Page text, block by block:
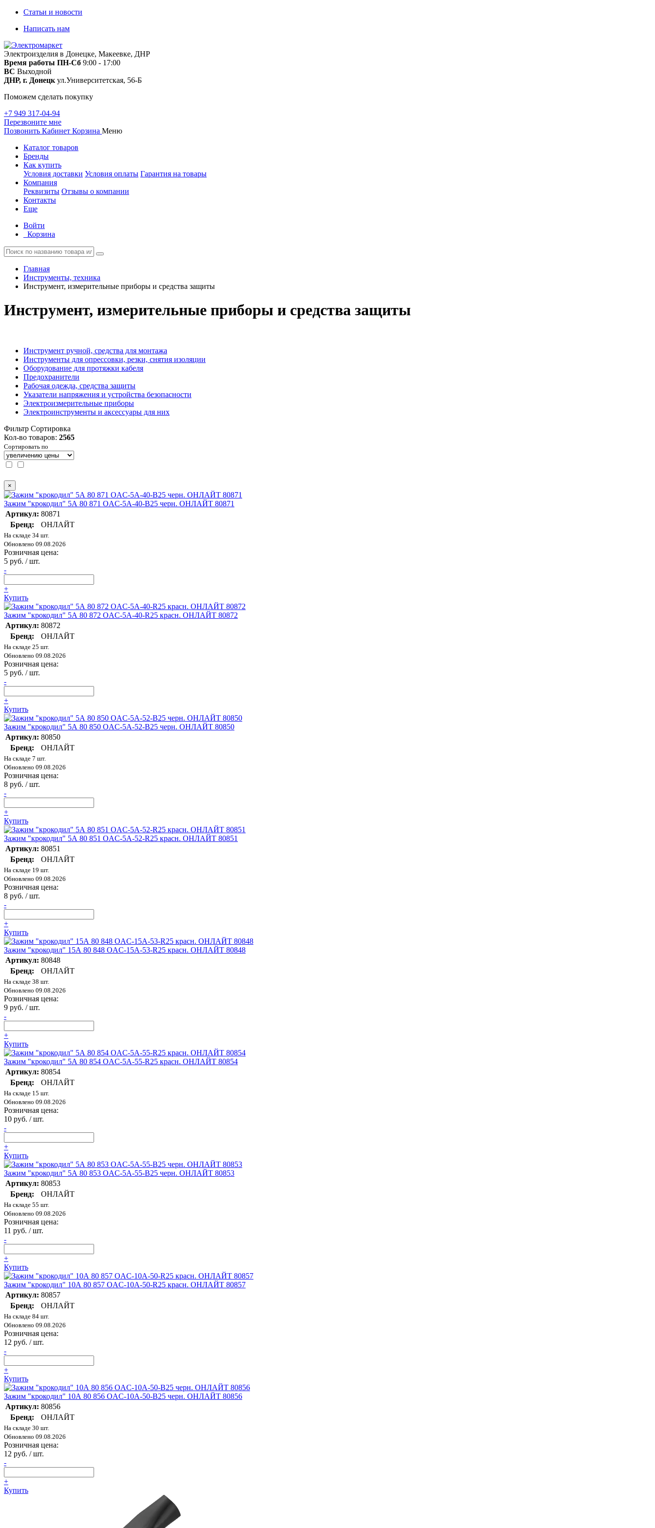
Статьи и новости
Написать нам
Электроизделия в Донецке, Макеевке, ДНР
Время работы ПН-Сб 9:00 - 17:00
ВС Выходной
ДНР, г. Донецк ул.Университетская, 56-Б
Поможем сделать покупку
+7 949 317-04-94
Перезвоните мне
Позвонить Кабинет Корзина Меню
Каталог товаров
Бренды
Как купить
Условия доставки Условия оплаты Гарантия на товары
Компания
Реквизиты Отзывы о компании
Контакты
Еще
Войти
Корзина
Главная
Инструменты, техника
Инструмент, измерительные приборы и средства защиты
Инструмент, измерительные приборы и средства защиты
Инструмент ручной, средства для монтажа
Инструменты для опрессовки, резки, снятия изоляции
Оборудование для протяжки кабеля
Предохранители
Рабочая одежда, средства защиты
Указатели напряжения и устройства безопасности
Электроизмерительные приборы
Электроинструменты и аксессуары для них
Фильтр Сортировка
Кол-во товаров: 2565
Сортировать по
×
Зажим "крокодил" 5А 80 871 OAC-5A-40-B25 черн. ОНЛАЙТ 80871
Артикул: 80871
Бренд:
ОНЛАЙТ
На складе 34 шт.
Обновлено 09.08.2026
Розничная цена:
5 руб. / шт.
-
+
Купить
Зажим "крокодил" 5А 80 872 OAC-5A-40-R25 красн. ОНЛАЙТ 80872
Артикул: 80872
Бренд:
ОНЛАЙТ
На складе 25 шт.
Обновлено 09.08.2026
Розничная цена:
5 руб. / шт.
-
+
Купить
Зажим "крокодил" 5А 80 850 OAC-5A-52-B25 черн. ОНЛАЙТ 80850
Артикул: 80850
Бренд:
ОНЛАЙТ
На складе 7 шт.
Обновлено 09.08.2026
Розничная цена:
8 руб. / шт.
-
+
Купить
Зажим "крокодил" 5А 80 851 OAC-5A-52-R25 красн. ОНЛАЙТ 80851
Артикул: 80851
Бренд:
ОНЛАЙТ
На складе 19 шт.
Обновлено 09.08.2026
Розничная цена:
8 руб. / шт.
-
+
Купить
Зажим "крокодил" 15А 80 848 OAC-15A-53-R25 красн. ОНЛАЙТ 80848
Артикул: 80848
Бренд:
ОНЛАЙТ
На складе 38 шт.
Обновлено 09.08.2026
Розничная цена:
9 руб. / шт.
-
+
Купить
Зажим "крокодил" 5А 80 854 OAC-5A-55-R25 красн. ОНЛАЙТ 80854
Артикул: 80854
Бренд:
ОНЛАЙТ
На складе 15 шт.
Обновлено 09.08.2026
Розничная цена:
10 руб. / шт.
-
+
Купить
Зажим "крокодил" 5А 80 853 OAC-5A-55-B25 черн. ОНЛАЙТ 80853
Артикул: 80853
Бренд:
ОНЛАЙТ
На складе 55 шт.
Обновлено 09.08.2026
Розничная цена:
11 руб. / шт.
-
+
Купить
Зажим "крокодил" 10А 80 857 OAC-10A-50-R25 красн. ОНЛАЙТ 80857
Артикул: 80857
Бренд:
ОНЛАЙТ
На складе 84 шт.
Обновлено 09.08.2026
Розничная цена:
12 руб. / шт.
-
+
Купить
Зажим "крокодил" 10А 80 856 OAC-10A-50-B25 черн. ОНЛАЙТ 80856
Артикул: 80856
Бренд:
ОНЛАЙТ
На складе 30 шт.
Обновлено 09.08.2026
Розничная цена:
12 руб. / шт.
-
+
Купить